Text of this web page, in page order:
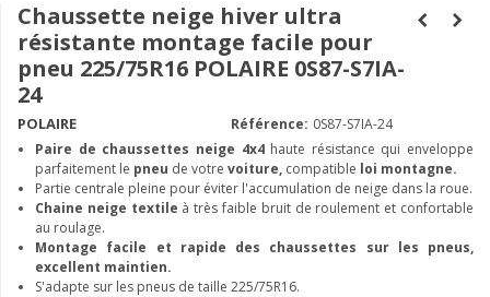
Chaussette neige hiver ultra
résistante montage facile pour
pneu 225/75R16 POLAIRE 0S87-S7IA-
24
POLAIRE Référence: 0S87-S7IA-24
Paire de chaussettes neige 4x4haute résistance qui enveloppe
parfaitement le pneu de votre voiture, compatible loi montagne.
Partie centrale pleine pour éviter l'accumulation de neige dans la roue.
Chaine neige textile à très faible bruit de roulement et confortable
au roulage.
Montage facile et rapide des chaussettes sur les pneus,
excellent maintien.
S'adapte sur les pneus de taille 225/75R16.